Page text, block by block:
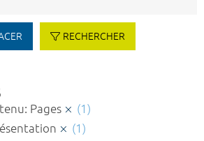
RECHERCHER
Pages
(1)
(1)